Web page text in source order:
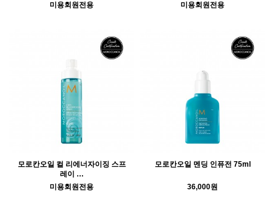
미용회원전용 미용회원전용
모로칸오일 컬 리에너자이징 스프
레이 …
미용회원전용
모로칸오일 멘딩 인퓨전 75ml
36,000원